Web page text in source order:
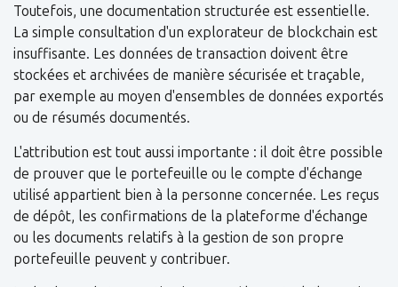
Toutefois, une documentation structurée est essentielle.
La simple consultation d'un explorateur de blockchain est
insuffisante. Les données de transaction doivent être
stockées et archivées de manière sécurisée et traçable,
par exemple au moyen d'ensembles de données exportés
ou de résumés documentés.
L'attribution est tout aussi importante : il doit être possible
de prouver que le portefeuille ou le compte d'échange
utilisé appartient bien à la personne concernée. Les reçus
de dépôt, les confirmations de la plateforme d'échange
ou les documents relatifs à la gestion de son propre
portefeuille peuvent y contribuer.